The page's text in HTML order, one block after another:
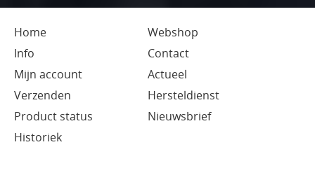
Home
Webshop
Info
Contact
Mijn account
Actueel
Verzenden
Hersteldienst
Product status
Nieuwsbrief
Historiek